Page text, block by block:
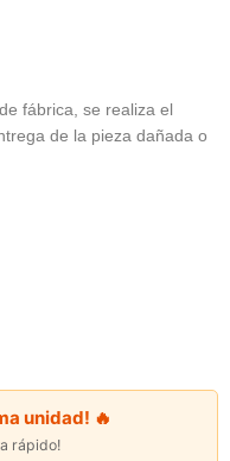
fábrica, se realiza el
de la pieza dañada o
unidad! 🔥
rápido!